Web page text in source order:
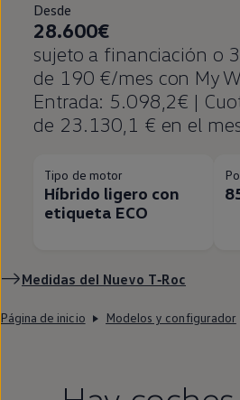
Desde
28.600€
sujeto a financiación o
de 190 €/mes con My
Entrada: 5.098,2€ |
de 23.130,1 € en el
Tipo de motor
Híbrido ligero con
etiqueta ECO
Medidas del Nuevo T‑Roc
Página de inicio Modelos y configurador